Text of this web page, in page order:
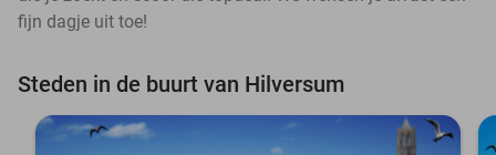
fijn dagje uit toe!
Steden in de buurt van Hilversum